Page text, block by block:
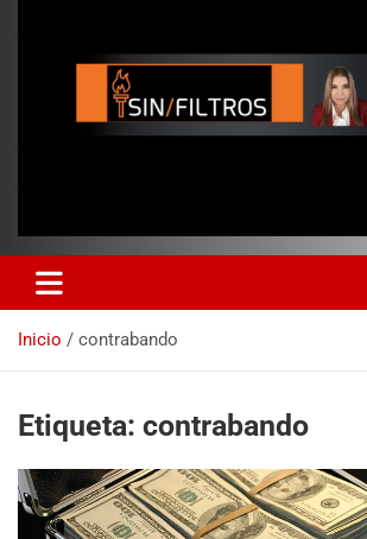
Inicio contrabando
Etiqueta: contrabando